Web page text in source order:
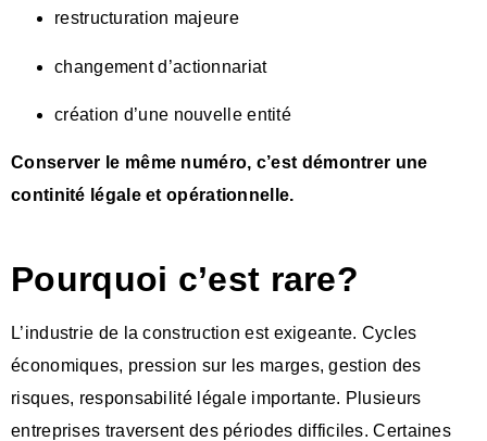
restructuration majeure
changement d’actionnariat
création d’une nouvelle entité
Conserver le même numéro, c’est démontrer une
continité légale et opérationnelle.
Pourquoi c’est rare?
L’industrie de la construction est exigeante. Cycles
économiques, pression sur les marges, gestion des
risques, responsabilité légale importante. Plusieurs
entreprises traversent des périodes difficiles. Certaines